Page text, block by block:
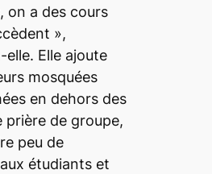
on a des cours
»,
Elle ajoute
mosquées
en dehors des
prière de groupe,
peu de
étudiants et